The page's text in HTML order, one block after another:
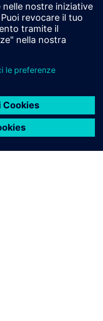
richiesta di assistenza